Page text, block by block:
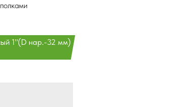
1"(D нар.-32 мм)